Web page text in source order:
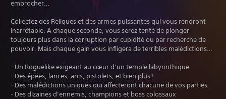
embrocher…
Collectez des Reliques et des armes puissantes qui vous rendront
inarrêtable. A chaque seconde, vous serez tenté de plonger
toujours plus dans la corruption par cupidité ou par recherche de
pouvoir. Mais chaque gain vous infligera de terribles malédictions…
- Un Roguelike exigeant au cœur d’un temple labyrinthique
- Des épées, lances, arcs, pistolets, et bien plus !
- Des malédictions uniques qui affecteront chacune de vos parties
- Des dizaines d’ennemis, champions et boss colossaux